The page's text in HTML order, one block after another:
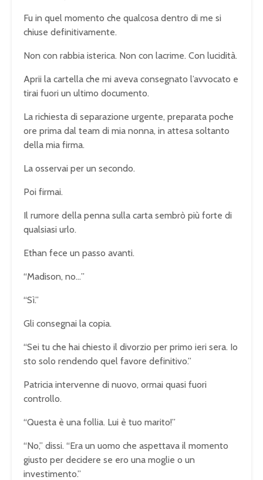
Fu in quel momento che qualcosa dentro di me si
chiuse definitivamente.
Non con rabbia isterica. Non con lacrime. Con lucidità.
Aprii la cartella che mi aveva consegnato l’avvocato e
tirai fuori un ultimo documento.
La richiesta di separazione urgente, preparata poche
ore prima dal team di mia nonna, in attesa soltanto
della mia firma.
La osservai per un secondo.
Poi firmai.
Il rumore della penna sulla carta sembrò più forte di
qualsiasi urlo.
Ethan fece un passo avanti.
“Madison, no…”
“Sì.”
Gli consegnai la copia.
“Sei tu che hai chiesto il divorzio per primo ieri sera. Io
sto solo rendendo quel favore definitivo.”
Patricia intervenne di nuovo, ormai quasi fuori
controllo.
“Questa è una follia. Lui è tuo marito!”
“No,” dissi. “Era un uomo che aspettava il momento
giusto per decidere se ero una moglie o un
investimento.”